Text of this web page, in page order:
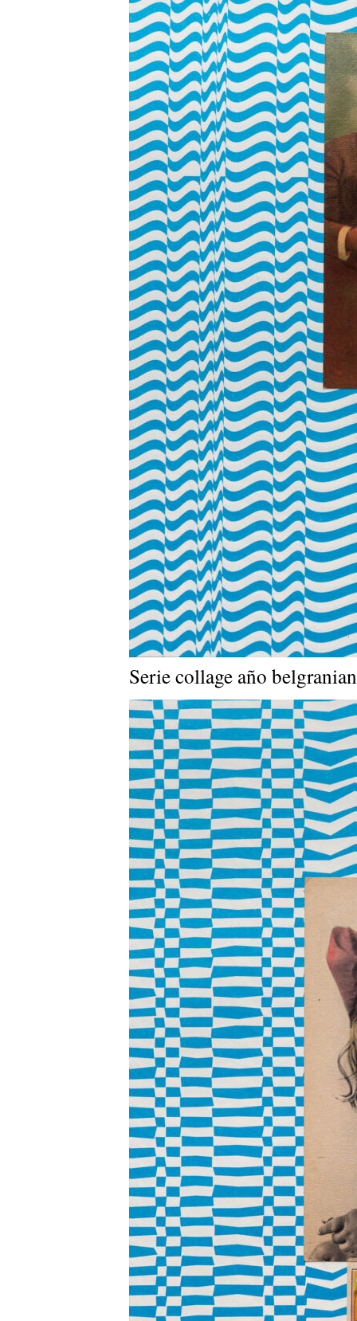
Serie collage año